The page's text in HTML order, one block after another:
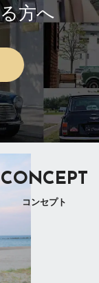
方へ
CONCEPT
コンセプト